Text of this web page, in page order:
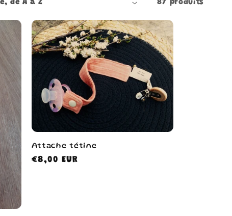
87 produits
Attache tétine
Prix
€8,00 EUR